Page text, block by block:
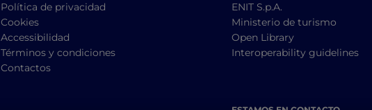
Política de privacidad
Cookies
Accessibilidad
Términos y condiciones
Contactos
ENIT S.p.A.
Ministerio de turismo
Open Library
Interoperability guidelines